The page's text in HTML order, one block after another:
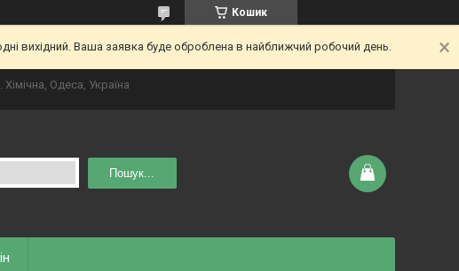
Кошик
вихідний. Ваша заявка буде оброблена в найближчий робочий день.
Хiмiчна, Одеса, Україна
Пошук...